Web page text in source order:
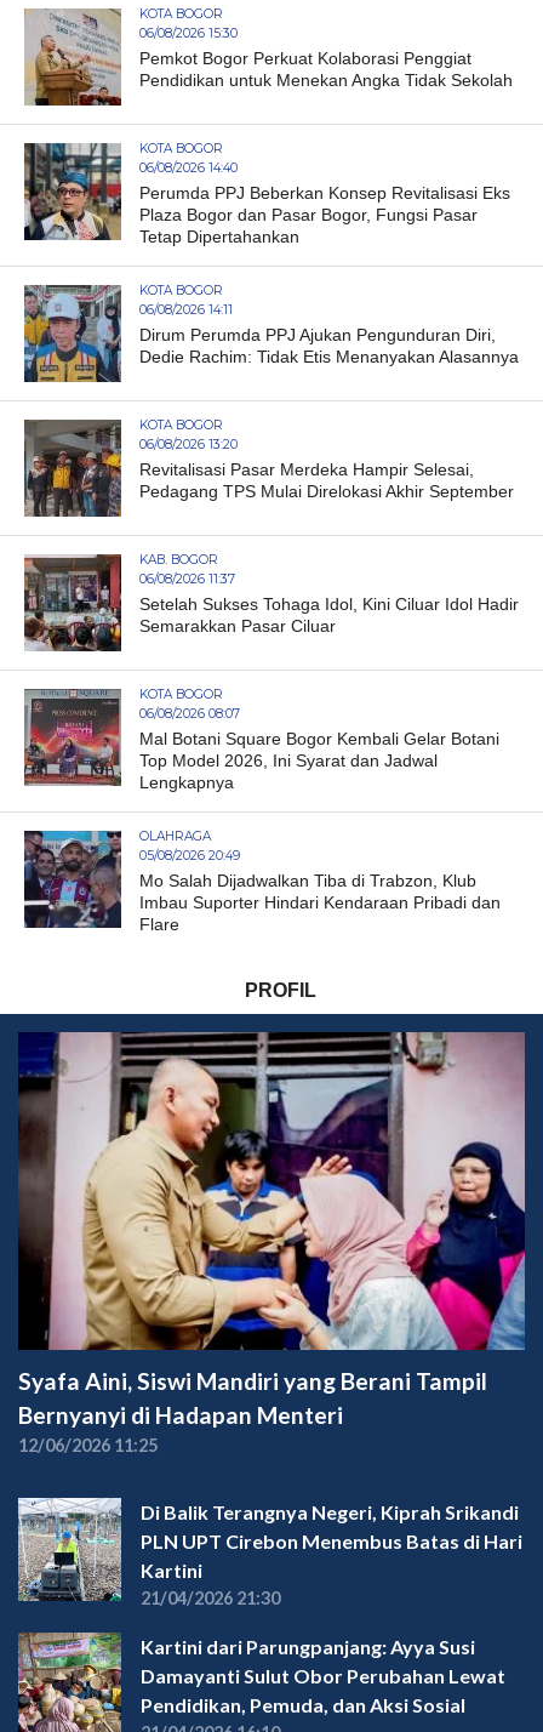
KOTA BOGOR
06/08/2026 15:30
Pemkot Bogor Perkuat Kolaborasi Penggiat
Pendidikan untuk Menekan Angka Tidak Sekolah
KOTA BOGOR
06/08/2026 14:40
Perumda PPJ Beberkan Konsep Revitalisasi Eks
Plaza Bogor dan Pasar Bogor, Fungsi Pasar
Tetap Dipertahankan
KOTA BOGOR
06/08/2026 14:11
Dirum Perumda PPJ Ajukan Pengunduran Diri,
Dedie Rachim: Tidak Etis Menanyakan Alasannya
KOTA BOGOR
06/08/2026 13:20
Revitalisasi Pasar Merdeka Hampir Selesai,
Pedagang TPS Mulai Direlokasi Akhir September
KAB. BOGOR
06/08/2026 11:37
Setelah Sukses Tohaga Idol, Kini Ciluar Idol Hadir
Semarakkan Pasar Ciluar
KOTA BOGOR
06/08/2026 08:07
Mal Botani Square Bogor Kembali Gelar Botani
Top Model 2026, Ini Syarat dan Jadwal
Lengkapnya
OLAHRAGA
05/08/2026 20:49
Mo Salah Dijadwalkan Tiba di Trabzon, Klub
Imbau Suporter Hindari Kendaraan Pribadi dan
Flare
PROFIL
Syafa Aini, Siswi Mandiri yang Berani Tampil
Bernyanyi di Hadapan Menteri
12/06/2026 11:25
Di Balik Terangnya Negeri, Kiprah Srikandi
PLN UPT Cirebon Menembus Batas di Hari
Kartini
21/04/2026 21:30
Kartini dari Parungpanjang: Ayya Susi
Damayanti Sulut Obor Perubahan Lewat
Pendidikan, Pemuda, dan Aksi Sosial